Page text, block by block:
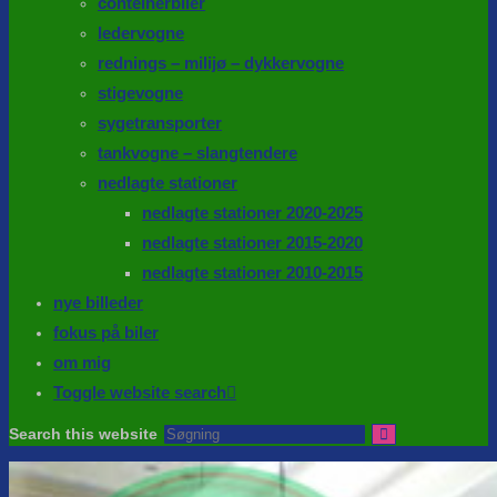
ledervogne
rednings – milijø – dykkervogne
stigevogne
sygetransporter
tankvogne – slangtendere
nedlagte stationer
nedlagte stationer 2020-2025
nedlagte stationer 2015-2020
nedlagte stationer 2010-2015
nye billeder
fokus på biler
om mig
Toggle website search
Search this website